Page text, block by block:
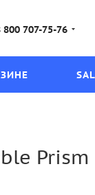
800 707-75-76
Prism